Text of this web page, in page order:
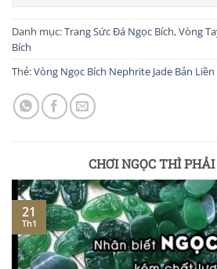
Danh mục:Trang Sức Đá Ngọc Bích,Vòng
Bích
Thẻ:Vòng Ngọc Bích Nephrite Jade Bản Liền
CHƠI NGỌC THÌ PHẢI
21
Th1